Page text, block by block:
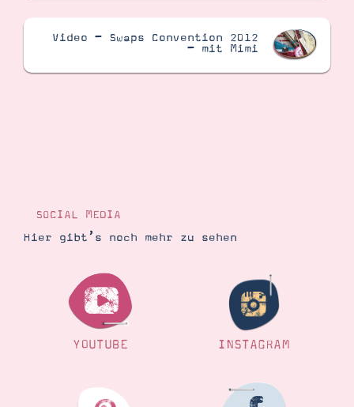
Video – Swaps Convention 2012
– mit Mimi
SOCIAL MEDIA
Hier gibt’s noch mehr zu sehen
YOUTUBE INSTAGRAM